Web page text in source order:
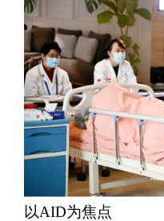
以AID为焦点